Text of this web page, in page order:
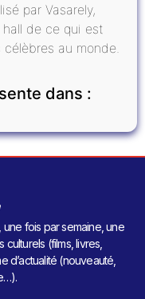
par Vasarely,
de ce qui est
célèbres au monde.
dans :
fois par semaine, une
(films, livres,
d’actualité (nouveauté,